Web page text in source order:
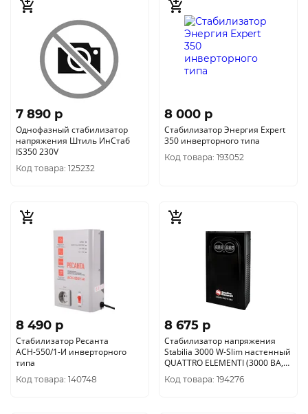
7 890 p
Однофазный стабилизатор
напряжения Штиль ИнСтаб
IS350 230V
Код товара: 125232
8 000 p
Стабилизатор Энергия Expert
350 инверторного типа
Код товара: 193052
8 490 p
Стабилизатор Ресанта
АСН-550/1-И инверторного
типа
Код товара: 140748
8 675 p
Стабилизатор напряжения
Stabilia 3000 W-Slim настенный
QUATTRO ELEMENTI (3000 ВА,
140-270 В) (917-80
Код товара: 194276